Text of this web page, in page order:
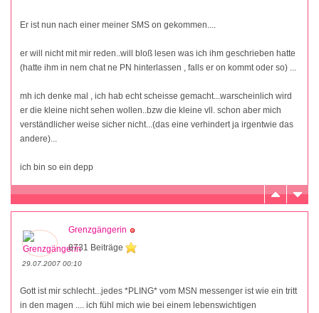
Er ist nun nach einer meiner SMS on gekommen....
er will nicht mit mir reden..will bloß lesen was ich ihm geschrieben hatte
(hatte ihm in nem chat ne PN hinterlassen , falls er on kommt oder so) ...
mh ich denke mal , ich hab echt scheisse gemacht...warscheinlich wird
er die kleine nicht sehen wollen..bzw die kleine vll. schon aber mich
verständlicher weise sicher nicht...(das eine verhindert ja irgentwie das
andere)...
ich bin so ein depp
Grenzgängerin
8731 Beiträge
29.07.2007 00:10
Gott ist mir schlecht...jedes *PLING* vom MSN messenger ist wie ein tritt
in den magen .... ich fühl mich wie bei einem lebenswichtigen